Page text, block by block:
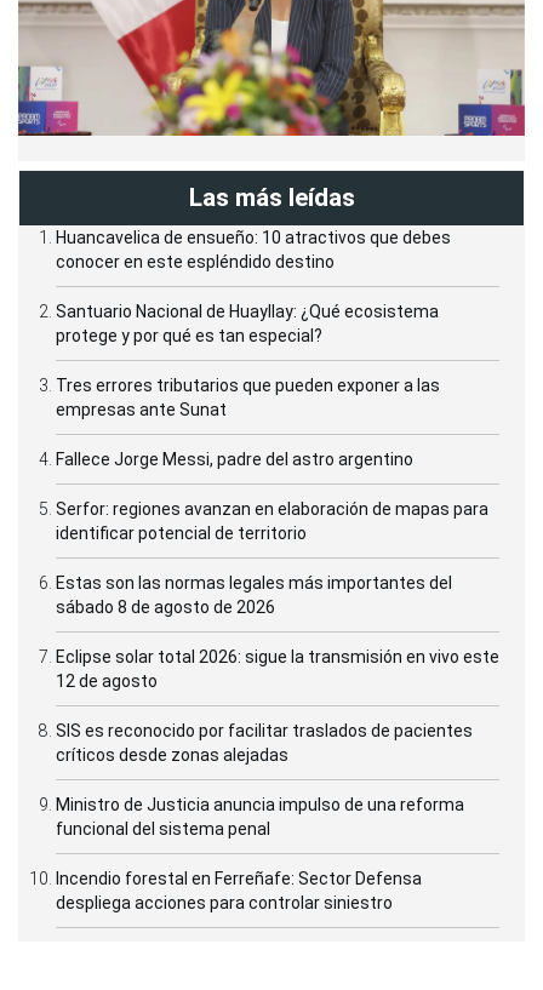
Las más leídas
Huancavelica de ensueño: 10 atractivos que debes
conocer en este espléndido destino
Santuario Nacional de Huayllay: ¿Qué ecosistema
protege y por qué es tan especial?
Tres errores tributarios que pueden exponer a las
empresas ante Sunat
Fallece Jorge Messi, padre del astro argentino
Serfor: regiones avanzan en elaboración de mapas para
identificar potencial de territorio
Estas son las normas legales más importantes del
sábado 8 de agosto de 2026
Eclipse solar total 2026: sigue la transmisión en vivo este
12 de agosto
SIS es reconocido por facilitar traslados de pacientes
críticos desde zonas alejadas
Ministro de Justicia anuncia impulso de una reforma
funcional del sistema penal
Incendio forestal en Ferreñafe: Sector Defensa
despliega acciones para controlar siniestro